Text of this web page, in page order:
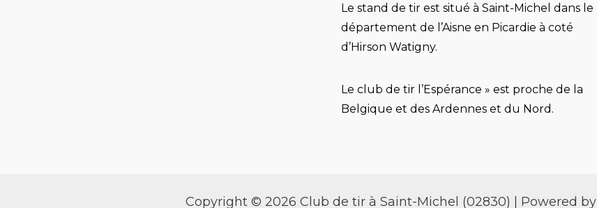
Le stand de tir est situé à Saint-Michel dans le
département de l’Aisne en Picardie à coté
d’Hirson Watigny.
Le club de tir l’Espérance » est proche de la
Belgique et des Ardennes et du Nord.
Copyright © 2026 Club de tir à Saint-Michel (02830) | Powered by